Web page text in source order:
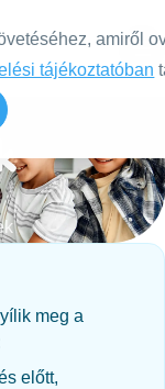
amiről
tájékoztatóban
meg a
előtt,